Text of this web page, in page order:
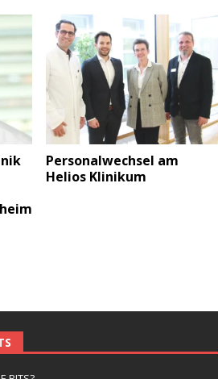
Personalwechsel am
Helios Klinikum